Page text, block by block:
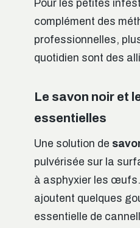
Pour les petites
complément des
professionnelles,
quotidien sont des
Le savon noir et
essentielles
Une solution de
pulvérisée sur la
à asphyxier les
ajoutent quelques
essentielle de